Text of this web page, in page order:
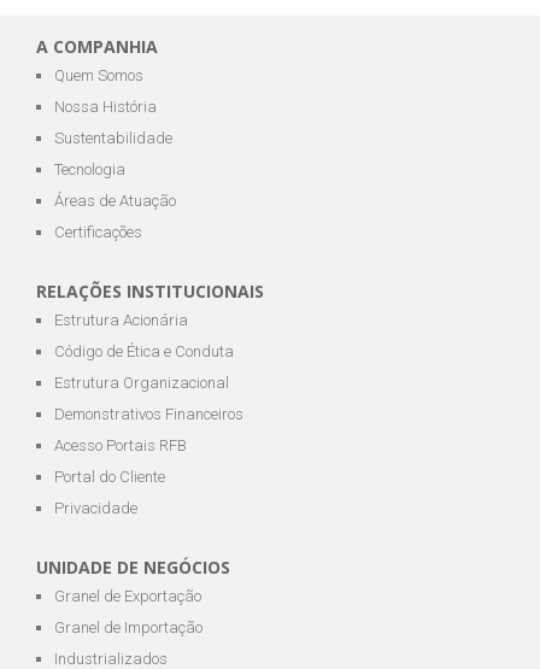
A COMPANHIA
Quem Somos
Nossa História
Sustentabilidade
Tecnologia
Áreas de Atuação
Certificações
RELAÇÕES INSTITUCIONAIS
Estrutura Acionária
Código de Ética e Conduta
Estrutura Organizacional
Demonstrativos Financeiros
Acesso Portais RFB
Portal do Cliente
Privacidade
UNIDADE DE NEGÓCIOS
Granel de Exportação
Granel de Importação
Industrializados